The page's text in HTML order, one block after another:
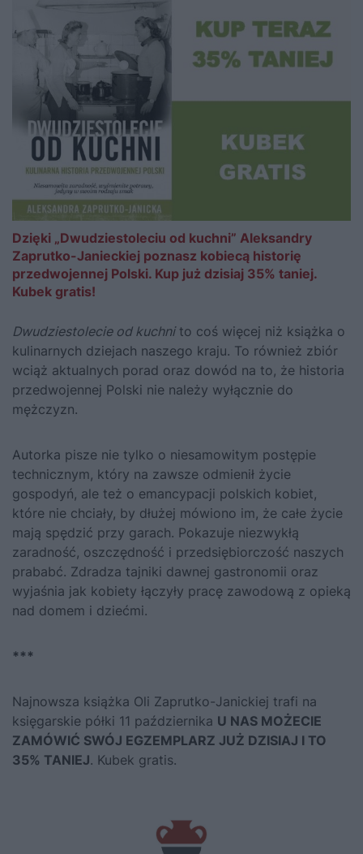
Dzięki „Dwudziestoleciu od kuchni” Aleksandry
Zaprutko-Janieckiej poznasz kobiecą historię
przedwojennej Polski. Kup już dzisiaj 35% taniej.
Kubek gratis!
Dwudziestolecie od kuchnito coś więcej niż książka o
kulinarnych dziejach naszego kraju. To również zbiór
wciąż aktualnych porad oraz dowód na to, że historia
przedwojennej Polski nie należy wyłącznie do
mężczyzn.
Autorka pisze nie tylko o niesamowitym postępie
technicznym, który na zawsze odmienił życie
gospodyń, ale też o emancypacji polskich kobiet,
które nie chciały, by dłużej mówiono im, że całe życie
mają spędzić przy garach. Pokazuje niezwykłą
zaradność, oszczędność i przedsiębiorczość naszych
prababć. Zdradza tajniki dawnej gastronomii oraz
wyjaśnia jak kobiety łączyły pracę zawodową z opieką
nad domem i dziećmi.
***
Najnowsza książka Oli Zaprutko-Janickiej trafi na
księgarskie półki 11 października U NAS MOŻECIE
ZAMÓWIĆ SWÓJ EGZEMPLARZ JUŻ DZISIAJ I TO
35% TANIEJ. Kubek gratis.